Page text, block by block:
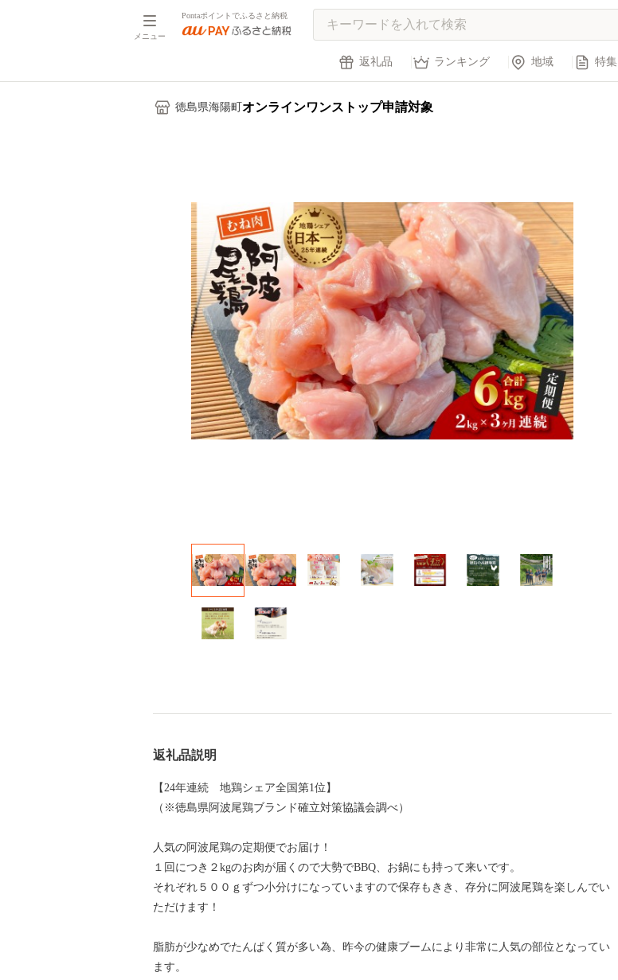
メニュー
Pontaポイントでふるさと納税
返礼品 ランキング 地域 特集
徳島県海陽町 オンラインワンストップ申請対象
返礼品説明
【24年連続 地鶏シェア全国第1位】
（※徳島県阿波尾鶏ブランド確立対策協議会調べ）
人気の阿波尾鶏の定期便でお届け！
１回につき２kgのお肉が届くので大勢でBBQ、お鍋にも持って来いです。
それぞれ５００ｇずつ小分けになっていますので保存もきき、存分に阿波尾鶏を楽しんでい
ただけます！
脂肪が少なめでたんぱく質が多い為、昨今の健康ブームにより非常に人気の部位となってい
ます。